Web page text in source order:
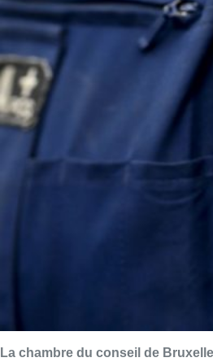
La chambre du conseil de